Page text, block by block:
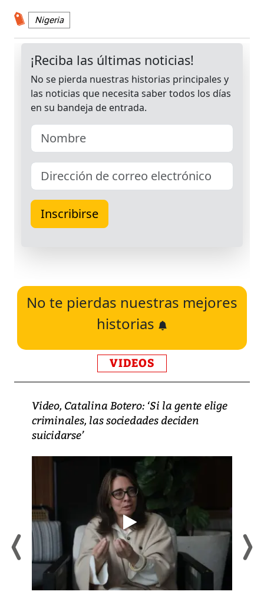
Nigeria
No te pierdas nuestras mejores
historias
VIDEOS
Video, Catalina Botero: ‘Si la gente elige
criminales, las sociedades deciden
suicidarse’